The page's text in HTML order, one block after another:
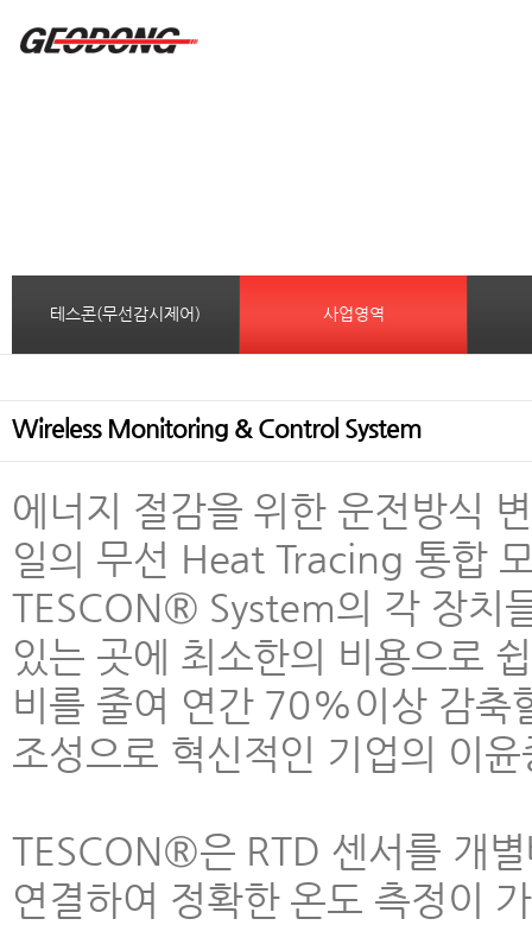
테스콘(무선감시제어) 사업영역
Wireless Monitoring & Control System
에너지 절감을 위한 운전방식
일의 무선 Heat Tracing 통합
TESCON® System의 각 장치
있는 곳에 최소한의 비용으로
비를 줄여 연간 70%이상 감축
조성으로 혁신적인 기업의 이
TESCON®은 RTD 센서를 개
연결하여 정확한 온도 측정이